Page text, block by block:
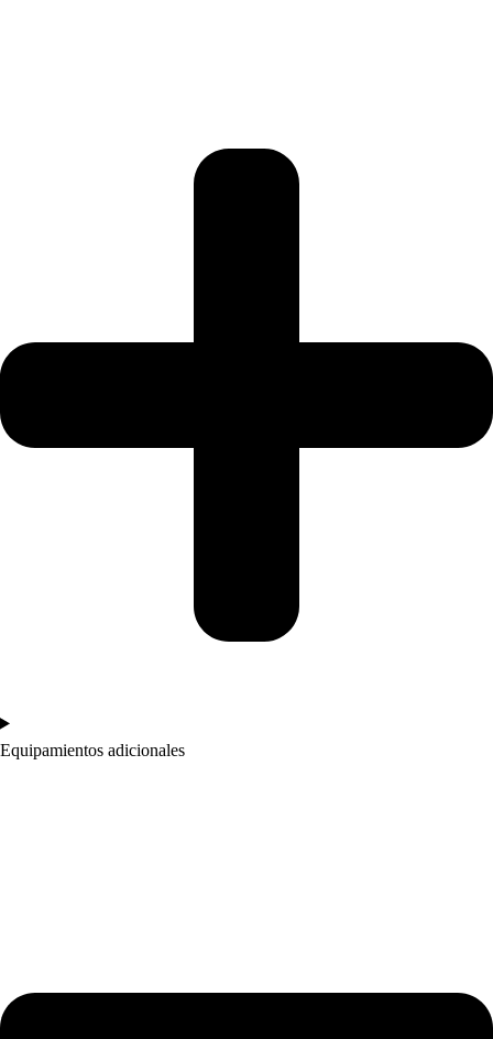
Equipamientos adicionales